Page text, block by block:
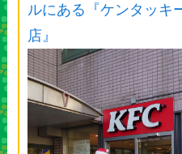
ルにある『ケンタッキ
店』